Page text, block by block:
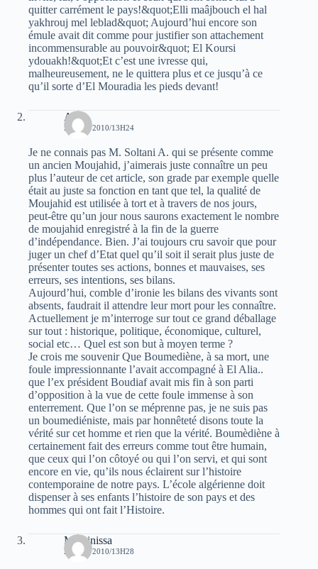
quitter carrément le pays!&quot;Elli maâjbouch el hal
yakhrouj mel leblad&quot; Aujourd’hui encore son
émule avait dit comme pour justifier son attachement
incommensurable au pouvoir&quot; El Koursi
ydouakh!&quot;Et c’est une ivresse qui,
malheureusement, ne le quittera plus et ce jusqu’à ce
qu’il sorte d’El Mouradia les pieds devant!
Atala
28 MAI 2010/13H24
Je ne connais pas M. Soltani A. qui se présente comme
un ancien Moujahid, j’aimerais juste connaître un peu
plus l’auteur de cet article, son grade par exemple quelle
était au juste sa fonction en tant que tel, la qualité de
Moujahid est utilisée à tort et à travers de nos jours,
peut-être qu’un jour nous saurons exactement le nombre
de moujahid enregistré à la fin de la guerre
d’indépendance. Bien. J’ai toujours cru savoir que pour
juger un chef d’Etat quel qu’il soit il serait plus juste de
présenter toutes ses actions, bonnes et mauvaises, ses
erreurs, ses intentions, ses bilans.
Aujourd’hui, comble d’ironie les bilans des vivants sont
absents, faudrait il attendre leur mort pour les connaître.
Actuellement je m’interroge sur tout ce grand déballage
sur tout : historique, politique, économique, culturel,
social etc… Quel est son but à moyen terme ?
Je crois me souvenir Que Boumediène, à sa mort, une
foule impressionnante l’avait accompagné à El Alia..
que l’ex président Boudiaf avait mis fin à son parti
d’opposition à la vue de cette foule immense à son
enterrement. Que l’on se méprenne pas, je ne suis pas
un boumediéniste, mais par honnêteté disons toute la
vérité sur cet homme et rien que la vérité. Boumèdiène à
certainement fait des erreurs comme tout être humain,
que ceux qui l’on côtoyé ou qui l’on servi, et qui sont
encore en vie, qu’ils nous éclairent sur l’histoire
contemporaine de notre pays. L’école algérienne doit
dispenser à ses enfants l’histoire de son pays et des
hommes qui ont fait l’Histoire.
Massinissa
28 MAI 2010/13H28